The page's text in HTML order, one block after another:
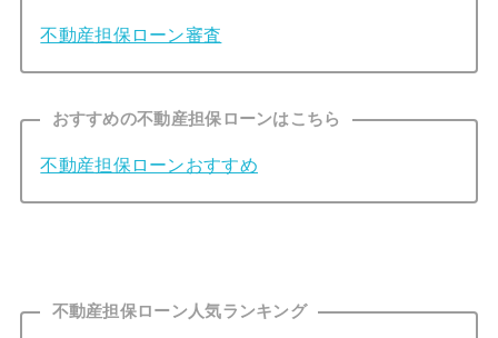
不動産担保ローン審査
おすすめの不動産担保ローンはこちら
不動産担保ローンおすすめ
不動産担保ローン人気ランキング